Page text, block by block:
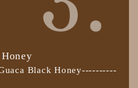
Black Honey----------